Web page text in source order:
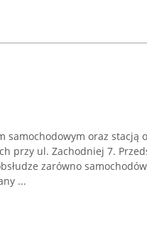
samochodowym oraz stacją
przy ul. Zachodniej 7.
zarówno
...